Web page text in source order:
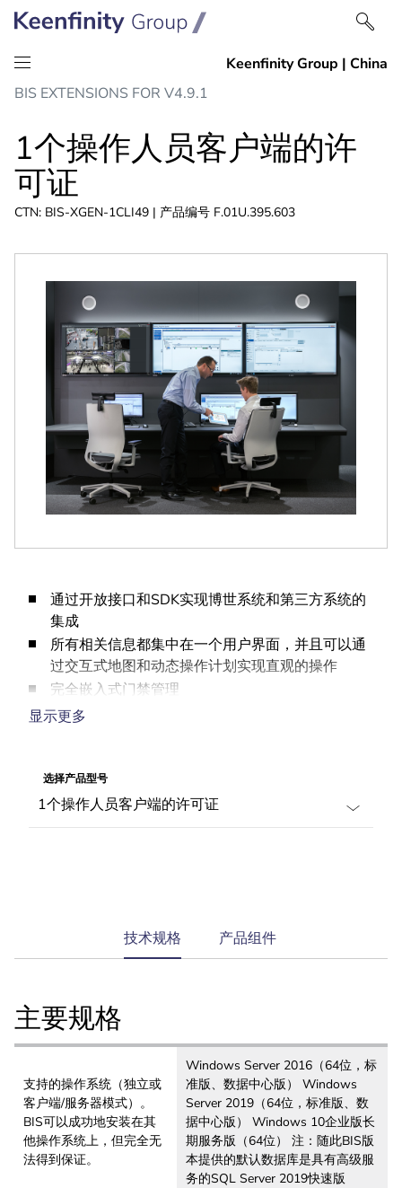
BIS EXTENSIONS FOR V4.9.1
1个操作人员客户端的许
可证
CTN: BIS-XGEN-1CLI49 | 产品编号 F.01U.395.603
通过开放接口和SDK实现博世系统和第三方系统的
集成
所有相关信息都集中在一个用户界面，并且可以通
过交互式地图和动态操作计划实现直观的操作
完全嵌入式门禁管理
用于取证调查的完整事件日志和跟踪审查
显示更多
选择产品型号
current
tab:
技术规格 产品组件
主要规格
支持的操作系统（独立或
客户端/服务器模式）。
BIS可以成功地安装在其
他操作系统上，但完全无
法得到保证。
Windows Server 2016（64位，标
准版、数据中心版） Windows
Server 2019（64位，标准版、数
据中心版） Windows 10企业版长
期服务版（64位） 注：随此BIS版
本提供的默认数据库是具有高级服
务的SQL Server 2019快速版